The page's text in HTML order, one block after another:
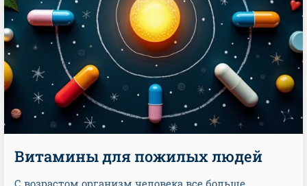
Витамины для пожилых людей
С возрастом организм человека все больше